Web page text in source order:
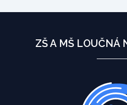
ZŠ A MŠ LOUČNÁ